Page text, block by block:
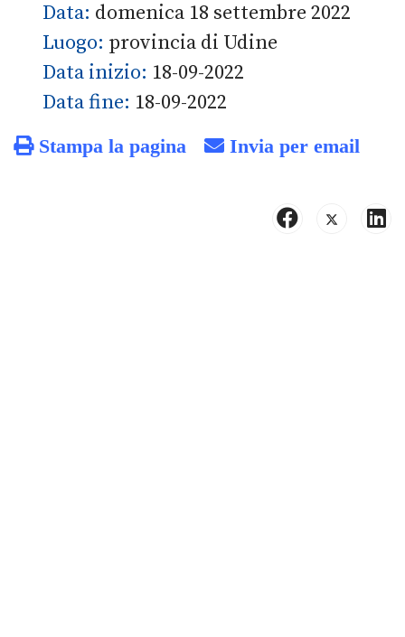
Data: domenica 18 settembre 2022
Luogo: provincia di Udine
Data inizio: 18-09-2022
Data fine: 18-09-2022
Stampa la pagina Invia per email